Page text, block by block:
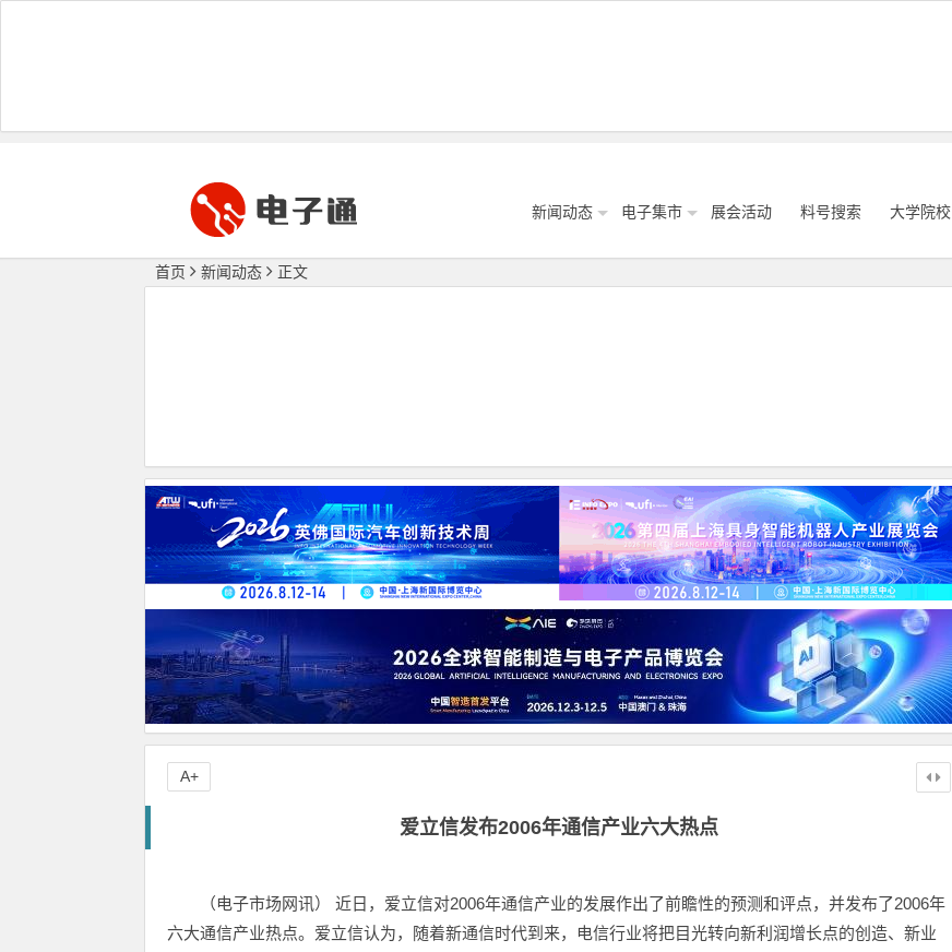
新闻动态 电子集市 展会活动 料号搜索 大学院校
首页 新闻动态 正文
爱立信发布2006年通信产业六大热点
（电子市场网讯） 近日，爱立信对2006年通信产业的发展作出了前瞻性的预测和评点，并发布了2006年
六大通信产业热点。爱立信认为，随着新通信时代到来，电信行业将把目光转向新利润增长点的创造、新业
A+